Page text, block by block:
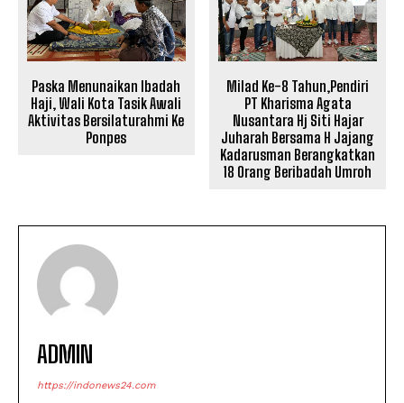
Paska Menunaikan Ibadah
Haji, Wali Kota Tasik Awali
Aktivitas Bersilaturahmi Ke
Ponpes
Milad Ke-8 Tahun,Pendiri
PT Kharisma Agata
Nusantara Hj Siti Hajar
Juharah Bersama H Jajang
Kadarusman Berangkatkan
18 Orang Beribadah Umroh
ADMIN
https://indonews24.com